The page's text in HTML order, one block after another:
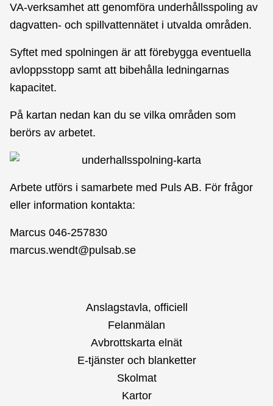
VA-verksamhet att genomföra underhållsspoling av
dagvatten- och spillvattennätet i utvalda områden.
Syftet med spolningen är att förebygga eventuella
avloppsstopp samt att bibehålla ledningarnas
kapacitet.
På kartan nedan kan du se vilka områden som
berörs av arbetet.
Arbete utförs i samarbete med Puls AB. För frågor
eller information kontakta:
Marcus 046-257830
marcus.wendt@pulsab.se
Anslagstavla, officiell
Felanmälan
Avbrottskarta elnät
E-tjänster och blanketter
Skolmat
Kartor